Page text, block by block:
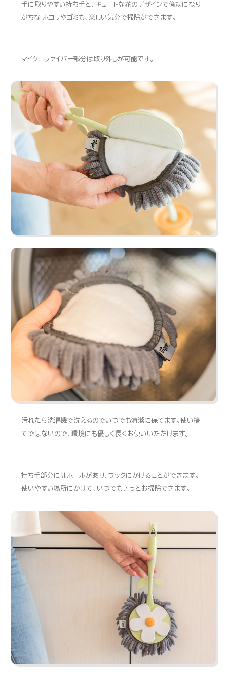
手に取りやすい持ち手と、キュートな花のデザインで億劫になり
がちな ホコリやゴミも、楽しい気分で掃除ができます。
マイクロファイバー部分は取り外しが可能です。
汚れたら洗濯機で洗えるのでいつでも清潔に保てます。使い捨
てではないので、環境にも優しく長くお使いいただけます。
持ち手部分にはホールがあり、フックにかけることができます。
使いやすい場所にかけて、いつでもさっとお掃除できます。